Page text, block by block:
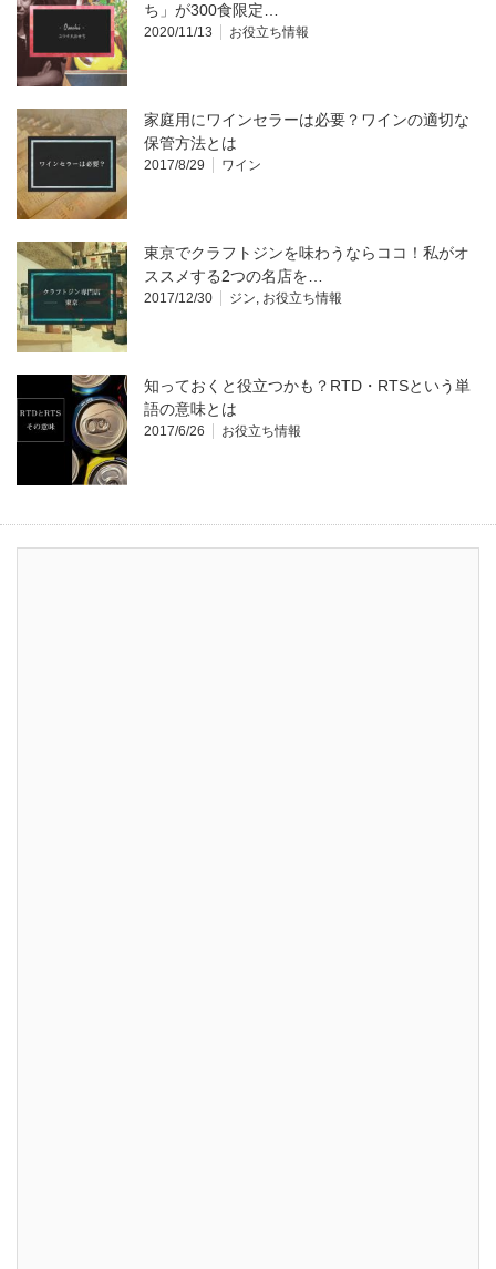
ち」が300食限定…
2020/11/13 お役立ち情報
家庭用にワインセラーは必要？ワインの適切な
保管方法とは
2017/8/29 ワイン
東京でクラフトジンを味わうならココ！私がオ
ススメする2つの名店を…
2017/12/30 ジン, お役立ち情報
知っておくと役立つかも？RTD・RTSという単
語の意味とは
2017/6/26 お役立ち情報